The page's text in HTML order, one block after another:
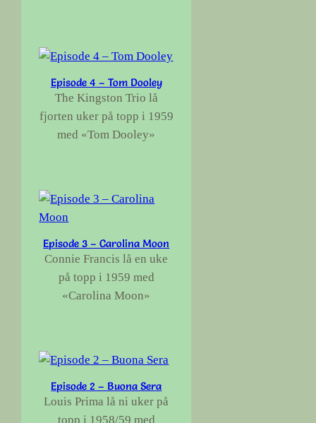
Episode 4 – Tom Dooley
The Kingston Trio lå
fjorten uker på topp i 1959
med «Tom Dooley»
Episode 3 – Carolina Moon
Connie Francis lå en uke
på topp i 1959 med
«Carolina Moon»
Episode 2 – Buona Sera
Louis Prima lå ni uker på
topp i 1958/59 med